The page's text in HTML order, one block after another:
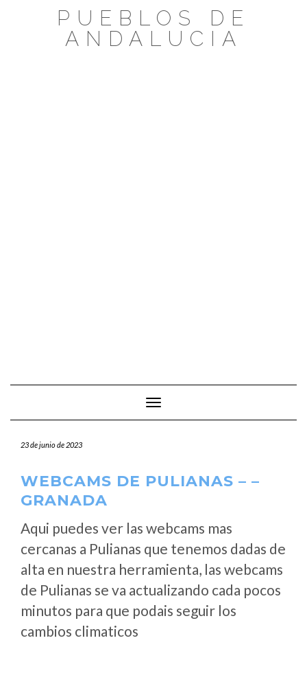
PUEBLOS DE
ANDALUCIA
Cambiar modo de navegación
23 de junio de 2023
WEBCAMS DE PULIANAS – –
GRANADA
Aqui puedes ver las webcams mas
cercanas a Pulianas que tenemos dadas de
alta en nuestra herramienta, las webcams
de Pulianas se va actualizando cada pocos
minutos para que podais seguir los
cambios climaticos